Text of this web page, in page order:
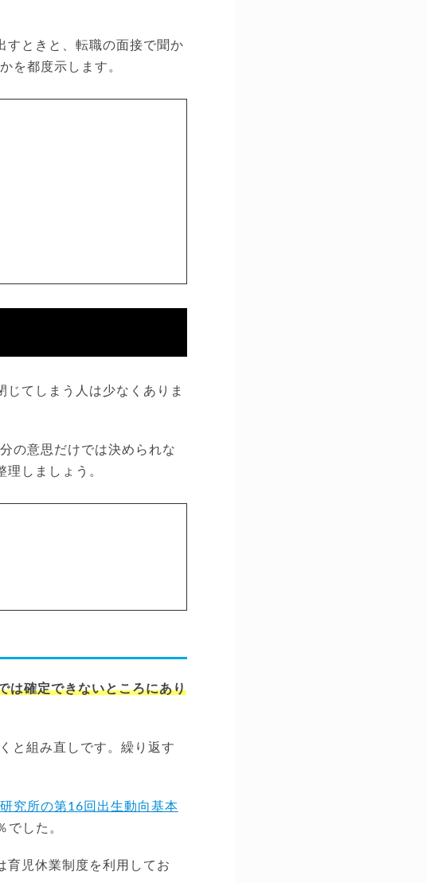
すときと、転職の面接で聞か
を都度示します。
てしまう人は少なくありま
の意思だけでは決められな
しましょう。
は確定できないところにあり
と組み直しです。繰り返す
究所の第16回出生動向基本
でした。
育児休業制度を利用してお